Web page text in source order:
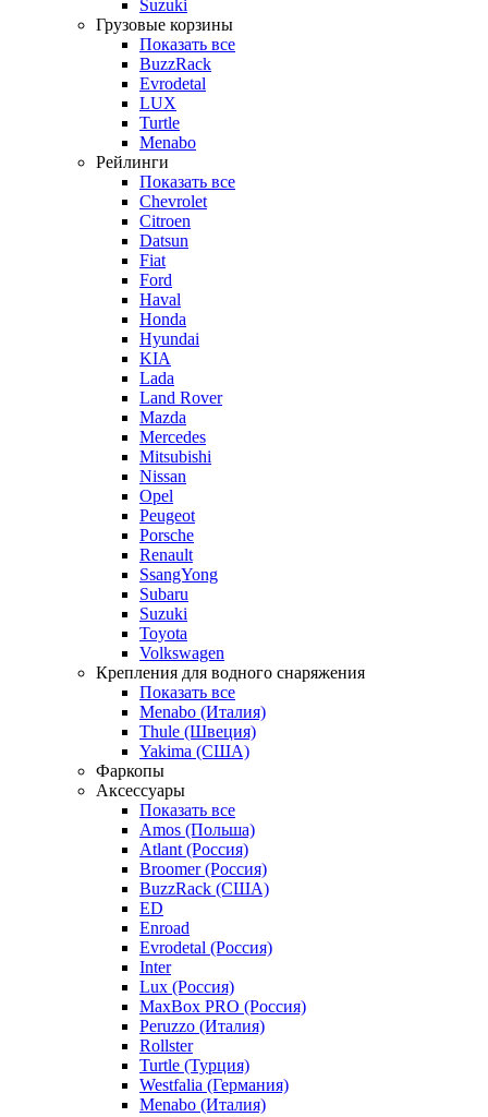
Suzuki
Грузовые корзины
Показать все
BuzzRack
Evrodetal
LUX
Turtle
Menabo
Рейлинги
Показать все
Chevrolet
Citroen
Datsun
Fiat
Ford
Haval
Honda
Hyundai
KIA
Lada
Land Rover
Mazda
Mercedes
Mitsubishi
Nissan
Opel
Peugeot
Porsche
Renault
SsangYong
Subaru
Suzuki
Toyota
Volkswagen
Крепления для водного снаряжения
Показать все
Menabo (Италия)
Thule (Швеция)
Yakima (США)
Фаркопы
Аксессуары
Показать все
Amos (Польша)
Atlant (Россия)
Broomer (Россия)
BuzzRack (США)
ED
Enroad
Evrodetal (Россия)
Inter
Lux (Россия)
MaxBox PRO (Россия)
Peruzzo (Италия)
Rollster
Turtle (Турция)
Westfalia (Германия)
Menabo (Италия)